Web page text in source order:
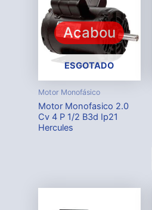
Acabou
ESGOTADO
Motor Monofásico
Motor Monofasico 2.0
Cv 4 P 1/2 B3d Ip21
Hercules